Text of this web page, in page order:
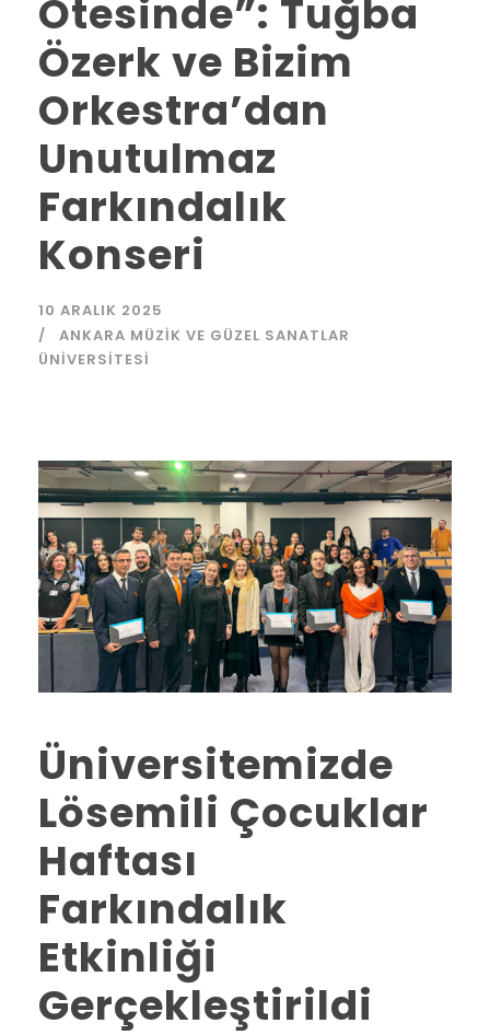
Ötesinde”: Tuğba
Özerk ve Bizim
Orkestra’dan
Unutulmaz
Farkındalık
Konseri
10 ARALIK 2025
ANKARA MÜZIK VE GÜZEL SANATLAR
ÜNIVERSITESI
Üniversitemizde
Lösemili Çocuklar
Haftası
Farkındalık
Etkinliği
Gerçekleştirildi